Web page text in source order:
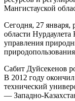
Сегодня, 27 января,
области
управления
Сабит Дуйсекенов
В 2012 году
технический
— Западно-